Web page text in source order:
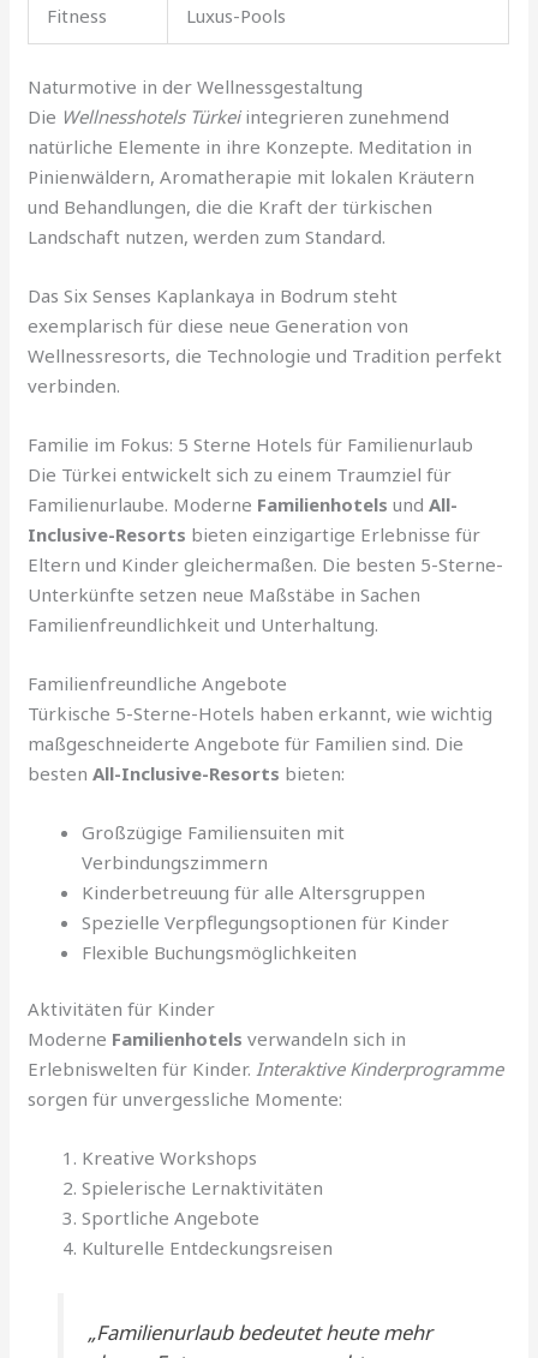
Fitness
Luxus-Pools
Naturmotive in der Wellnessgestaltung
Die Wellnesshotels Türkeiintegrieren zunehmend
natürliche Elemente in ihre Konzepte. Meditation in
Pinienwäldern, Aromatherapie mit lokalen Kräutern
und Behandlungen, die die Kraft der türkischen
Landschaft nutzen, werden zum Standard.
Das Six Senses Kaplankaya in Bodrum steht
exemplarisch für diese neue Generation von
Wellnessresorts, die Technologie und Tradition perfekt
verbinden.
Familie im Fokus: 5 Sterne Hotels für Familienurlaub
Die Türkei entwickelt sich zu einem Traumziel für
Familienurlaube. Moderne Familienhotels undAll-
Inclusive-Resorts bieten einzigartige Erlebnisse für
Eltern und Kinder gleichermaßen. Die besten 5-Sterne-
Unterkünfte setzen neue Maßstäbe in Sachen
Familienfreundlichkeit und Unterhaltung.
Familienfreundliche Angebote
Türkische 5-Sterne-Hotels haben erkannt, wie wichtig
maßgeschneiderte Angebote für Familien sind. Die
bestenAll-Inclusive-Resorts bieten:
Großzügige Familiensuiten mit
Verbindungszimmern
Kinderbetreuung für alle Altersgruppen
Spezielle Verpflegungsoptionen für Kinder
Flexible Buchungsmöglichkeiten
Aktivitäten für Kinder
Moderne Familienhotels verwandeln sich in
Erlebniswelten für Kinder.Interaktive Kinderprogramme
sorgen für unvergessliche Momente:
Kreative Workshops
Spielerische Lernaktivitäten
Sportliche Angebote
Kulturelle Entdeckungsreisen
„Familienurlaub bedeutet heute mehr